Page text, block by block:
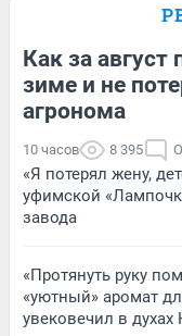
Как за август
зиме и не
агронома
10 часов 8 395
«Я потерял жену,
уфимской
завода
«Протянуть руку
«уютный» аромат
увековечил в